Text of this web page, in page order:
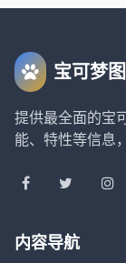
宝可梦
提供最全面的宝
能、特性等信息
内容导航